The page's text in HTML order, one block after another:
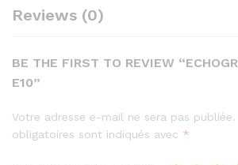
Reviews (0)
BE THE FIRST TO REVIEW
E10”
Votre adresse e-mail ne sera pas publiée.
obligatoires sont indiqués avec *